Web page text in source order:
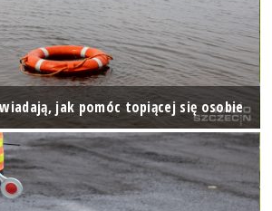
jak pomóc topiącej się osobie